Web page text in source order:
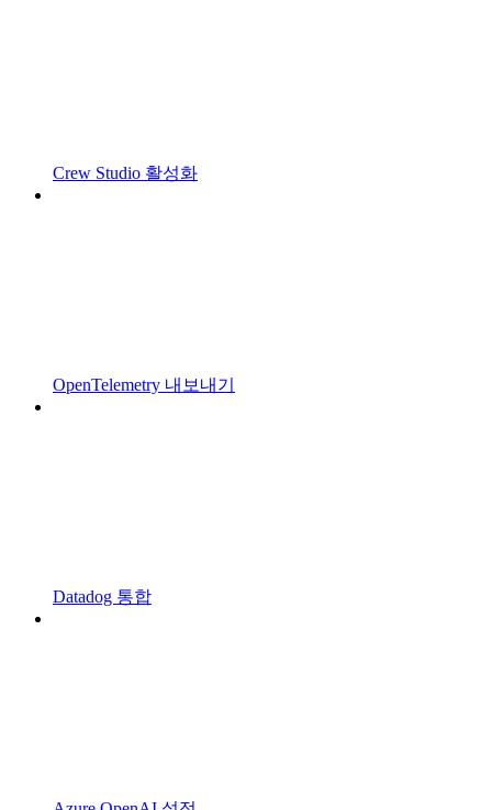
Crew Studio 활성화
OpenTelemetry 내보내기
Datadog 통합